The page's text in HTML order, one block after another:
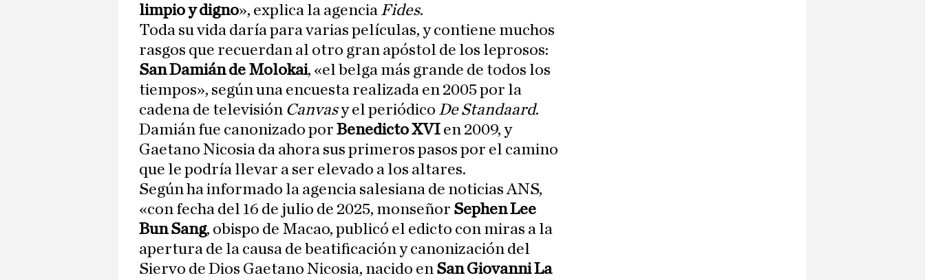
limpio y digno», explica la agencia Fides.
Toda su vida daría para varias películas, y contiene muchos
rasgos que recuerdan al otro gran apóstol de los leprosos:
San Damián de Molokai, «el belga más grande de todos los
tiempos», según una encuesta realizada en 2005 por la
cadena de televisión Canvasy el periódico De Standaard.
Damián fue canonizado por Benedicto XVI en 2009, y
Gaetano Nicosia da ahora sus primeros pasos por el camino
que le podría llevar a ser elevado a los altares.
Según ha informado la agencia salesiana de noticias ANS,
«con fecha del 16 de julio de 2025, monseñor Sephen Lee
Bun Sang, obispo de Macao, publicó el edicto con miras a la
apertura de la causa de beatificación y canonización del
Siervo de Dios Gaetano Nicosia, nacido en San Giovanni La